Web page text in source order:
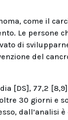
come il
Le persone
di
del
[DS], 77,2
30 giorni e
dall’analisi